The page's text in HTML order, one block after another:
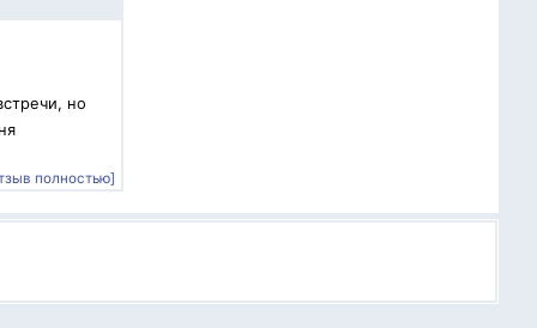
но
полностью]